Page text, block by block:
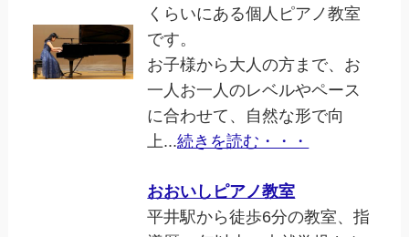
くらいにある個人ピアノ教室
です。
お子様から大人の方まで、お
一人お一人のレベルやペース
に合わせて、自然な形で向
上...続きを読む・・・
おおいしピアノ教室
平井駅から徒歩6分の教室、指